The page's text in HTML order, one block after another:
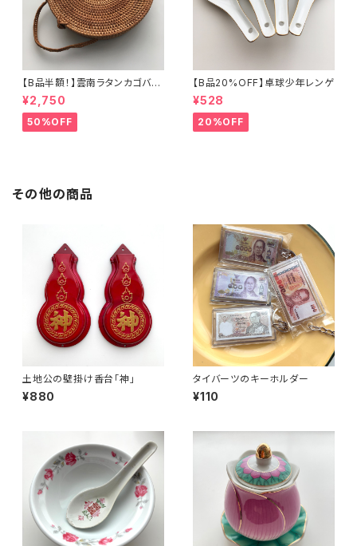
【B品半額！】雲南ラタンカゴバッ
グ
¥2,750
50%OFF
【B品20%OFF】卓球少年レンゲ
¥528
20%OFF
その他の商品
土地公の壁掛け香台「神」
¥880
タイバーツのキーホルダー
¥110